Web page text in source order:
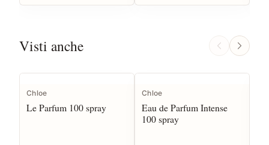
Visti anche
Chloe
Le Parfum 100 spray
Chloe
Eau de Parfum Intense
100 spray